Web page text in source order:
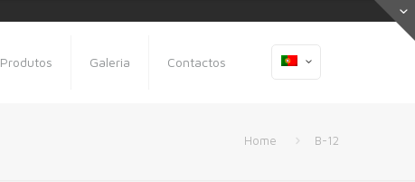
Produtos Galeria Contactos
Home B-12